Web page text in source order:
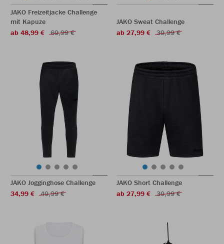
JAKO Freizeitjacke Challenge
mit Kapuze
ab 48,99 €
69,99 €
JAKO Sweat Challenge
ab 27,99 €
39,99 €
JAKO Jogginghose Challenge
34,99 €
49,99 €
JAKO Short Challenge
ab 27,99 €
39,99 €